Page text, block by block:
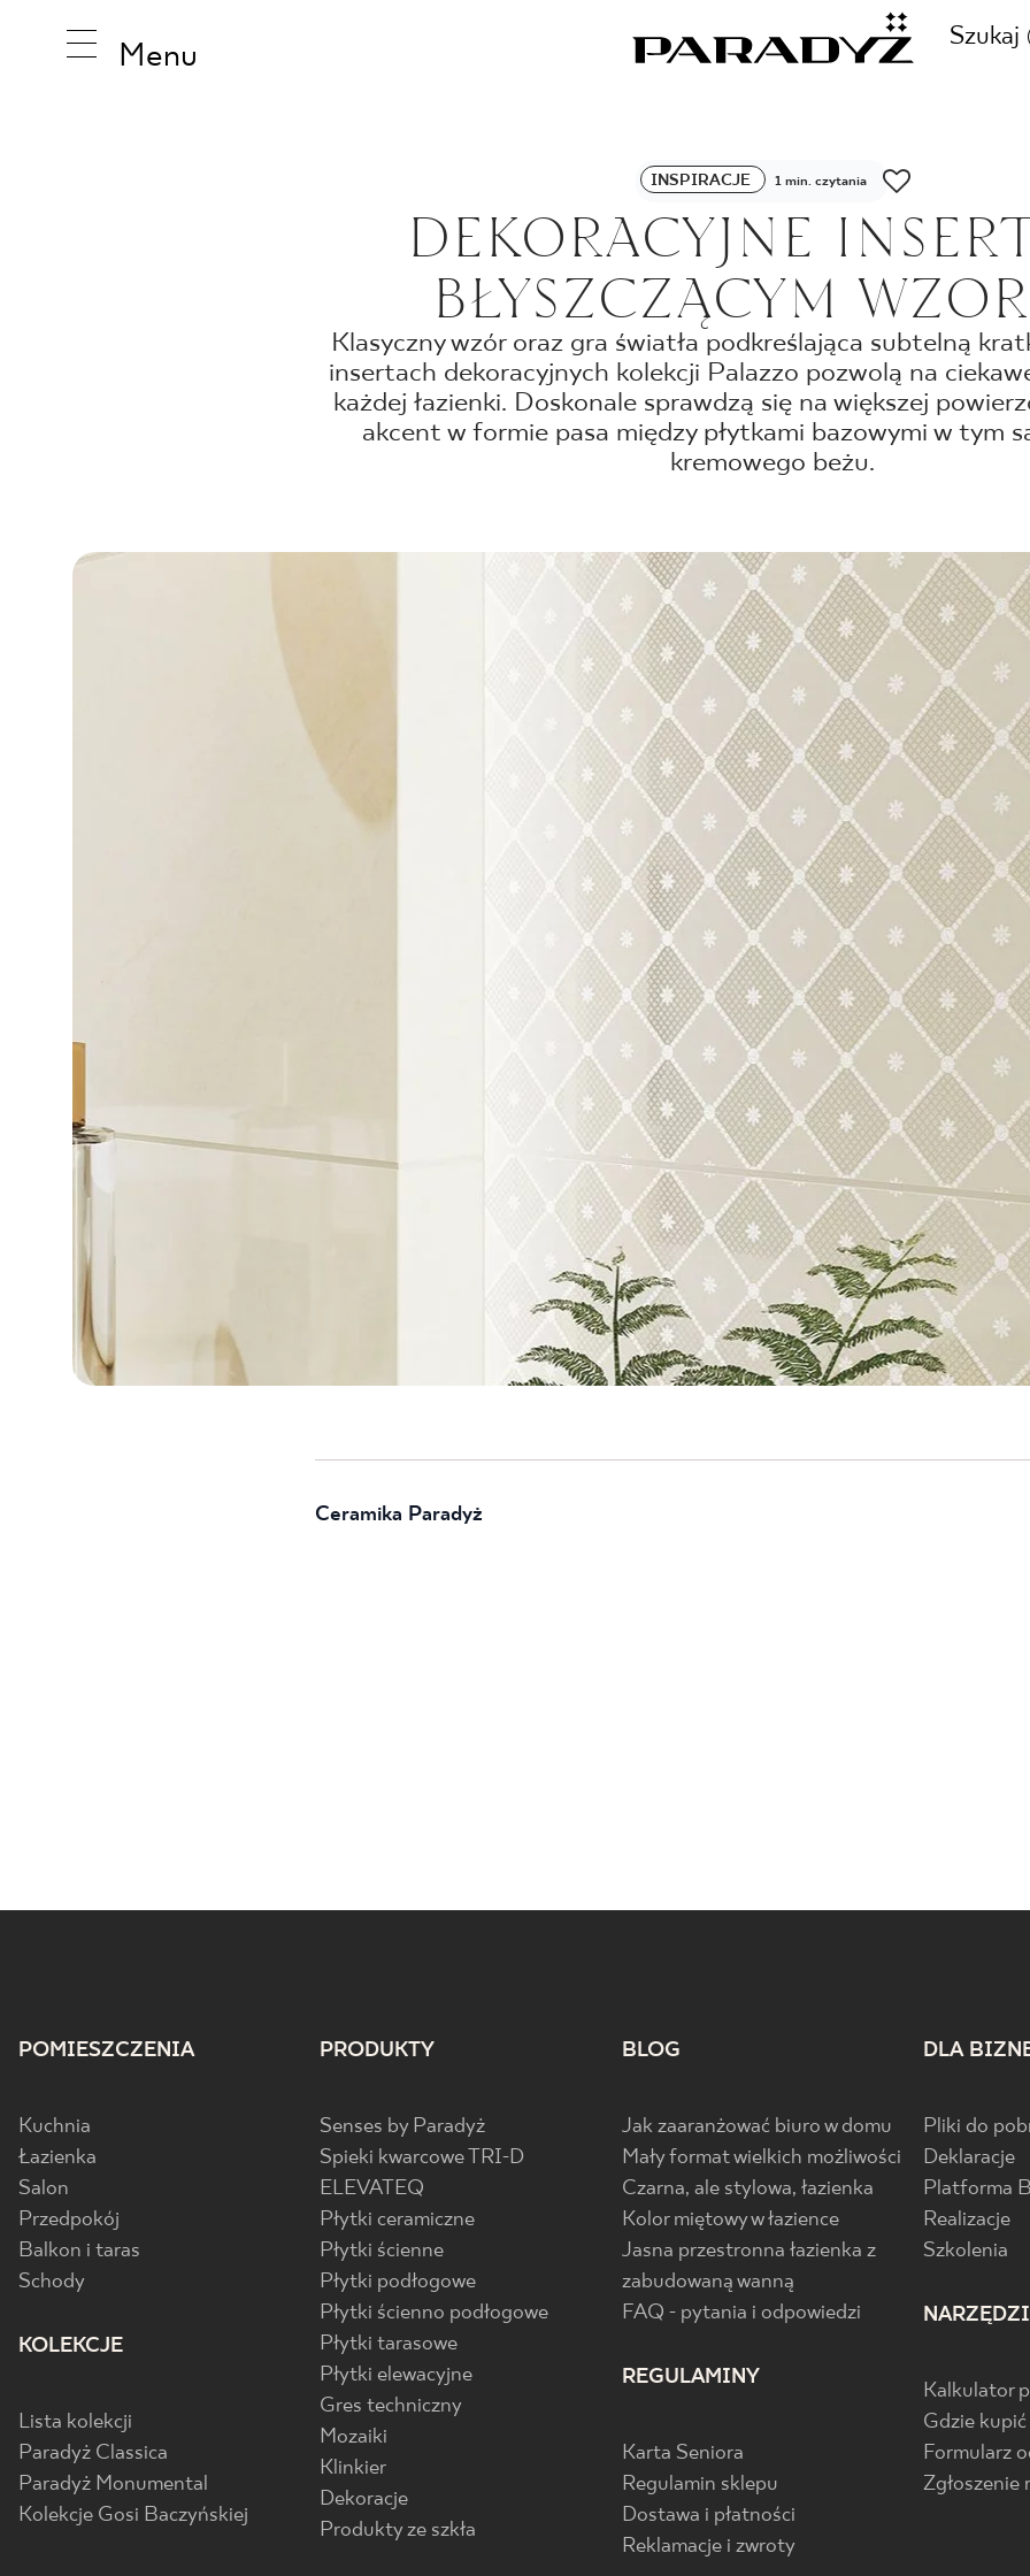
Menu
Szukaj
INSPIRACJE
PRODUKTY
KOLEKCJE
DLA BIZNESU
GDZIE KUPIĆ
ZADZWOŃ DO NAS
+48
SKLEP INTERNETOWY
44 736
FOLLOW US
INSPIRACJE 1 min. czytania
DEKORACYJNE
BŁYSZCZĄCYM
Klasyczny wzór oraz gra światła podkreślająca subtelną
insertach dekoracyjnych kolekcji Palazzo pozwolą na
każdej łazienki. Doskonale sprawdzą się na większej
akcent w formie pasa między płytkami bazowymi w tym
kremowego beżu.
Ceramika Paradyż
POMIESZCZENIA
Kuchnia
Łazienka
Salon
Przedpokój
Balkon i taras
Schody
KOLEKCJE
Lista kolekcji
Paradyż Classica
Paradyż Monumental
Kolekcje Gosi Baczyńskiej
PRODUKTY
Senses by Paradyż
Spieki kwarcowe TRI-D
ELEVATEQ
Płytki ceramiczne
Płytki ścienne
Płytki podłogowe
Płytki ścienno podłogowe
Płytki tarasowe
Płytki elewacyjne
Gres techniczny
Mozaiki
Klinkier
Dekoracje
Produkty ze szkła
BLOG
Jak zaaranżować biuro w domu
Mały format wielkich możliwości
Czarna, ale stylowa, łazienka
Kolor miętowy w łazience
Jasna przestronna łazienka z
zabudowaną wanną
FAQ - pytania i odpowiedzi
REGULAMINY
Karta Seniora
Regulamin sklepu
Dostawa i płatności
Reklamacje i zwroty
DLA
Pliki do
Deklaracje
Platforma
Realizacje
Szkolenia
Kalkulator
Gdzie kupić
Formularz
Zgłoszenie